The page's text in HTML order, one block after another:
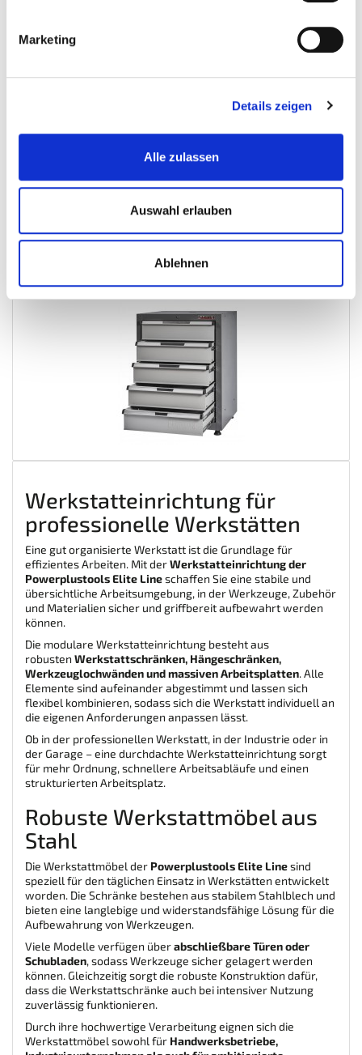
Marketing
Details zeigen
Alle zulassen
Auswahl erlauben
Ablehnen
In den Warenkorb
Wunschliste
Werkstatteinrichtung für
professionelle Werkstätten
Eine gut organisierte Werkstatt ist die Grundlage für
effizientes Arbeiten. Mit derWerkstatteinrichtung der
Powerplustools Elite Lineschaffen Sie eine stabile und
übersichtliche Arbeitsumgebung, in der Werkzeuge, Zubehör
und Materialien sicher und griffbereit aufbewahrt werden
können.
Die modulare Werkstatteinrichtung besteht aus
robusten Werkstattschränken, Hängeschränken,
Werkzeuglochwänden und massiven Arbeitsplatten. Alle
Elemente sind aufeinander abgestimmt und lassen sich
flexibel kombinieren, sodass sich die Werkstatt individuell an
die eigenen Anforderungen anpassen lässt.
Ob in der professionellen Werkstatt, in der Industrie oder in
der Garage – eine durchdachte Werkstatteinrichtung sorgt
für mehr Ordnung, schnellere Arbeitsabläufe und einen
strukturierten Arbeitsplatz.
Robuste Werkstattmöbel aus
Stahl
Die Werkstattmöbel der Powerplustools Elite Linesind
speziell für den täglichen Einsatz in Werkstätten entwickelt
worden. Die Schränke bestehen aus stabilem Stahlblech und
bieten eine langlebige und widerstandsfähige Lösung für die
Aufbewahrung von Werkzeugen.
Viele Modelle verfügen überabschließbare Türen oder
Schubladen, sodass Werkzeuge sicher gelagert werden
können. Gleichzeitig sorgt die robuste Konstruktion dafür,
dass die Werkstattschränke auch bei intensiver Nutzung
zuverlässig funktionieren.
Durch ihre hochwertige Verarbeitung eignen sich die
Werkstattmöbel sowohl für Handwerksbetriebe,